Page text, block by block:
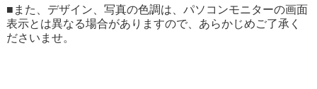
■また、デザイン、写真の色調は、パソコンモニターの画面
表示とは異なる場合がありますので、あらかじめご了承く
ださいませ。